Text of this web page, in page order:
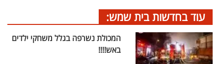
עוד בחדשות בית שמש:
המכולת נשרפה בגלל משחקי ילדים
באש!!!!